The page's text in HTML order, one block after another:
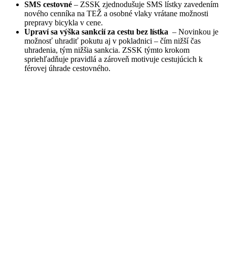
SMS cestovné – ZSSK zjednodušuje SMS lístky zavedením
nového cenníka na TEŽ a osobné vlaky vrátane možnosti
prepravy bicykla v cene.
Upraví sa výška sankcií za cestu bez lístka – Novinkou je
možnosť uhradiť pokutu aj v pokladnici – čím nižší čas
uhradenia, tým nižšia sankcia. ZSSK týmto krokom
spriehľadňuje pravidlá a zároveň motivuje cestujúcich k
férovej úhrade cestovného.